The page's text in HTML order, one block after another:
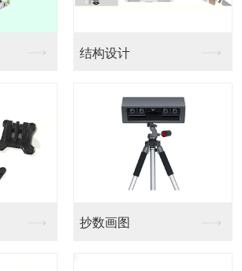
结构设计
抄数画图